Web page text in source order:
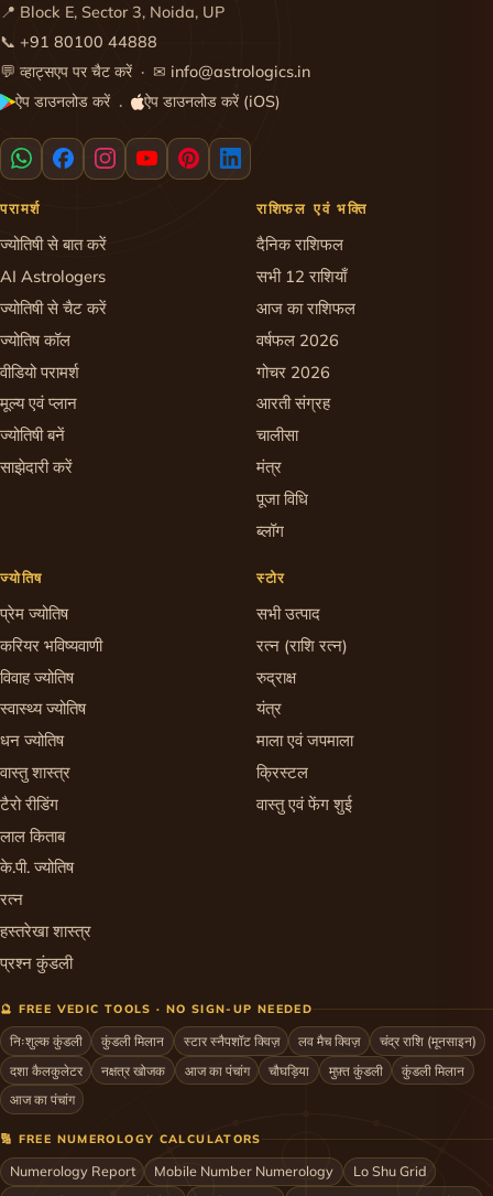
📍 Block E, Sector 3, Noida, UP
📞 +91 80100 44888
💬 व्हाट्सएप पर चैट करें · ✉ info@astrologics.in
ऐप डाउनलोड करें· ऐप डाउनलोड करें (iOS)
परामर्श
ज्योतिषी से बात करें
AI Astrologers
ज्योतिषी से चैट करें
ज्योतिष कॉल
वीडियो परामर्श
मूल्य एवं प्लान
ज्योतिषी बनें
साझेदारी करें
राशिफल एवं भक्ति
दैनिक राशिफल
सभी 12 राशियाँ
आज का राशिफल
वर्षफल 2026
गोचर 2026
आरती संग्रह
चालीसा
मंत्र
पूजा विधि
ब्लॉग
ज्योतिष
प्रेम ज्योतिष
करियर भविष्यवाणी
विवाह ज्योतिष
स्वास्थ्य ज्योतिष
धन ज्योतिष
वास्तु शास्त्र
टैरो रीडिंग
लाल किताब
के.पी. ज्योतिष
रत्न
हस्तरेखा शास्त्र
प्रश्न कुंडली
स्टोर
सभी उत्पाद
रत्न (राशि रत्न)
रुद्राक्ष
यंत्र
माला एवं जपमाला
क्रिस्टल
वास्तु एवं फेंग शुई
🔮 FREE VEDIC TOOLS · NO SIGN-UP NEEDED
निःशुल्क कुंडली कुंडली मिलान स्टार स्नैपशॉट क्विज़ लव मैच क्विज़
चंद्र राशि (मूनसाइन)
दशा कैलकुलेटर
नक्षत्र खोजक आज का पंचांग चौघड़िया मुफ़्त कुंडली
कुंडली मिलान
आज का पंचांग
🔢 FREE NUMEROLOGY CALCULATORS
Numerology Report Mobile Number Numerology
Lo Shu Grid